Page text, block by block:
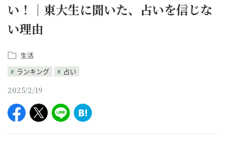
い！｜東大生に聞いた、占いを信じな
い理由
生活
ランキング
占い
2025/2/19